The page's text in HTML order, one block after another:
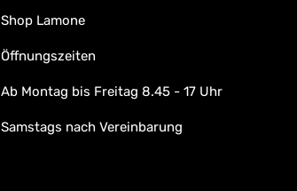
Shop Lamone
Öffnungszeiten
Ab Montag bis Freitag 8.45 - 17 Uhr
Samstags nach Vereinbarung